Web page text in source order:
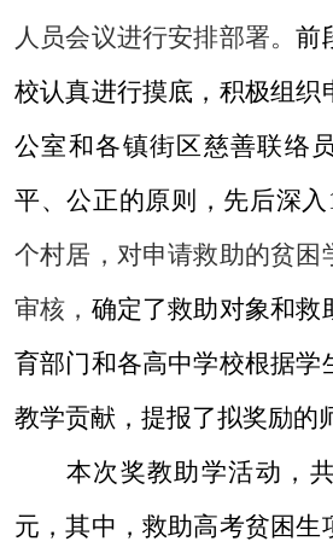
人员会议进行安排部署。前
校认真进行摸底，积极组织
公室和各镇街区慈善联络
平、公正的原则，先后深入
个村居，对申请救助的贫困
审核， 确定了救助对象和救
育部门和各高中学校根据学
教学贡献，提报了拟奖励的
本次奖教助学活动，
元，其中，救助高考贫困生